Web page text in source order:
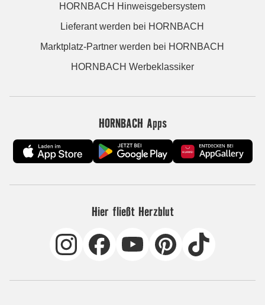
HORNBACH Hinweisgebersystem
Lieferant werden bei HORNBACH
Marktplatz-Partner werden bei HORNBACH
HORNBACH Werbeklassiker
HORNBACH Apps
Hier fließt Herzblut